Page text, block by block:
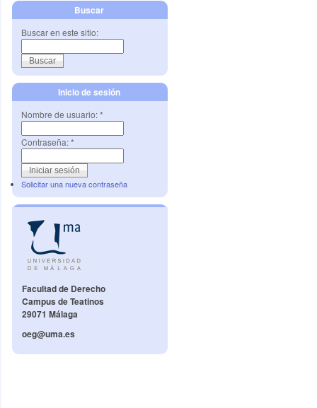
Buscar
Buscar en este sitio:
Inicio de sesión
Nombre de usuario:*
Contraseña:*
Solicitar una nueva contraseña
Facultad de Derecho
Campus de Teatinos
29071 Málaga
oeg@uma.es